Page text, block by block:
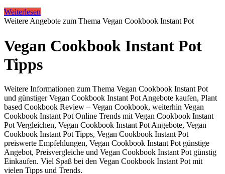
Weiterlesen
Weitere Angebote zum Thema Vegan Cookbook Instant Pot
Vegan Cookbook Instant Pot
Tipps
Weitere Informationen zum Thema Vegan Cookbook Instant Pot
und günstiger Vegan Cookbook Instant Pot Angebote kaufen, Plant
based Cookbook Review – Vegan Cookbook, weiterhin Vegan
Cookbook Instant Pot Online Trends mit Vegan Cookbook Instant
Pot Vergleichen, Vegan Cookbook Instant Pot Angebote, Vegan
Cookbook Instant Pot Tipps, Vegan Cookbook Instant Pot
preiswerte Empfehlungen, Vegan Cookbook Instant Pot günstige
Angebot, Preisvergleiche und Vegan Cookbook Instant Pot günstig
Einkaufen. Viel Spaß bei den Vegan Cookbook Instant Pot mit
vielen Tipps und Trends.